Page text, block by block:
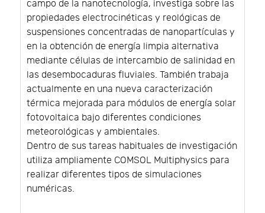
campo de la nanotecnología, investiga sobre las
propiedades electrocinéticas y reológicas de
suspensiones concentradas de nanopartículas y
en la obtención de energía limpia alternativa
mediante células de intercambio de salinidad en
las desembocaduras fluviales. También trabaja
actualmente en una nueva caracterización
térmica mejorada para módulos de energía solar
fotovoltaica bajo diferentes condiciones
meteorológicas y ambientales.
Dentro de sus tareas habituales de investigación
utiliza ampliamente COMSOL Multiphysics para
realizar diferentes tipos de simulaciones
numéricas.